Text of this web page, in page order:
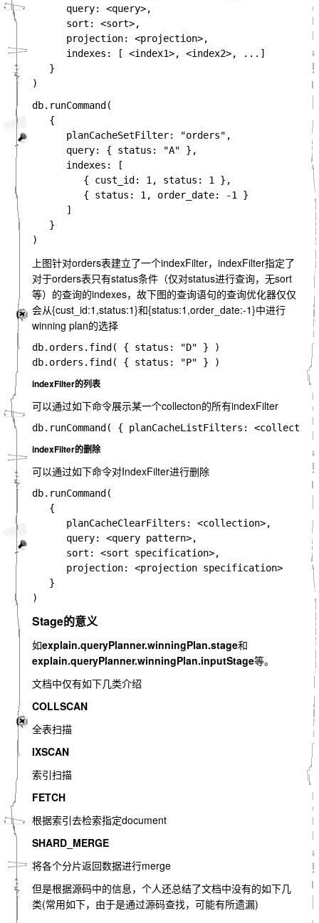
      query: <query>,
      sort: <sort>,
      projection: <projection>,
      indexes: [ <index1>, <index2>, ...]
   }
db.runCommand(
   {
      planCacheSetFilter: "orders",
      query: { status: "A" },
      indexes: [
         { cust_id: 1, status: 1 },
         { status: 1, order_date: -1 }
      ]
   }
上图针对orders表建立了一个indexFilter，indexFilter指定了
对于orders表只有status条件（仅对status进行查询，无sort
等）的查询的indexes，故下图的查询语句的查询优化器仅仅
会从{cust_id:1,status:1}和{status:1,order_date:-1}中进行
winning plan的选择
db.orders.find( { status: "D" } )
indexFilter的列表
可以通过如下命令展示某一个collecton的所有indexFilter
indexFilter的删除
可以通过如下命令对IndexFilter进行删除
db.runCommand(
   {
      planCacheClearFilters: <collection>,
      query: <query pattern>,
      sort: <sort specification>,
      projection: <projection specification>
   }
Stage的意义
如explain.queryPlanner.winningPlan.stage和
explain.queryPlanner.winningPlan.inputStage等。
文档中仅有如下几类介绍
COLLSCAN
全表扫描
IXSCAN
索引扫描
FETCH
根据索引去检索指定document
SHARD_MERGE
将各个分片返回数据进行merge
但是根据源码中的信息，个人还总结了文档中没有的如下几
类(常用如下，由于是通过源码查找，可能有所遗漏)